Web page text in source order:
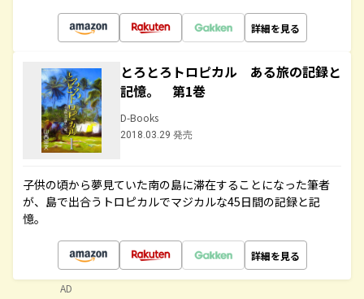
詳細を見る
とろとろトロピカル ある旅の記録と
記憶。 第1巻
D-Books
2018.03.29 発売
子供の頃から夢見ていた南の島に滞在することになった筆者
が、島で出合うトロピカルでマジカルな45日間の記録と記
憶。
詳細を見る
AD